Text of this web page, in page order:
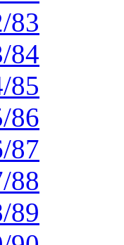
83
84
85
86
87
88
89